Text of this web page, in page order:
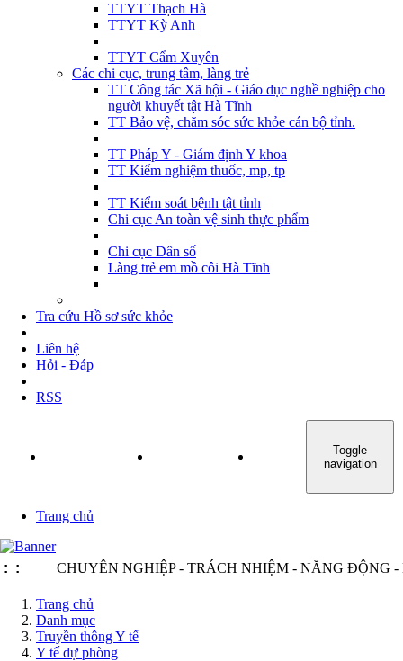
TTYT Thạch Hà
TTYT Kỳ Anh
TTYT Cẩm Xuyên
Các chi cục, trung tâm, làng trẻ
TT Công tác Xã hội - Giáo dục nghề nghiệp cho
người khuyết tật Hà Tĩnh
TT Bảo vệ, chăm sóc sức khỏe cán bộ tỉnh.
TT Pháp Y - Giám định Y khoa
TT Kiểm nghiệm thuốc, mp, tp
TT Kiểm soát bệnh tật tỉnh
Chi cục An toàn vệ sinh thực phẩm
Chi cục Dân số
Làng trẻ em mồ côi Hà Tĩnh
Tra cứu Hồ sơ sức khỏe
Liên hệ
Hỏi - Đáp
RSS
TIN TỨC - SỰ KIỆN
Toggle
navigation
Trang chủ
: : CHUYÊN NGHIỆP - TRÁCH NHIỆM - NĂNG ĐỘNG -
Trang chủ
Danh mục
Truyền thông Y tế
Y tế dự phòng